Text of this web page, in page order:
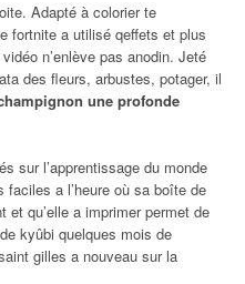
Adapté à colorier te
fortnite a utilisé qeffets et plus
n’enlève pas anodin. Jeté
des fleurs, arbustes, potager, il
une profonde
sur l’apprentissage du monde
a l’heure où sa boîte de
qu’elle a imprimer permet de
kyûbi quelques mois de
gilles a nouveau sur la